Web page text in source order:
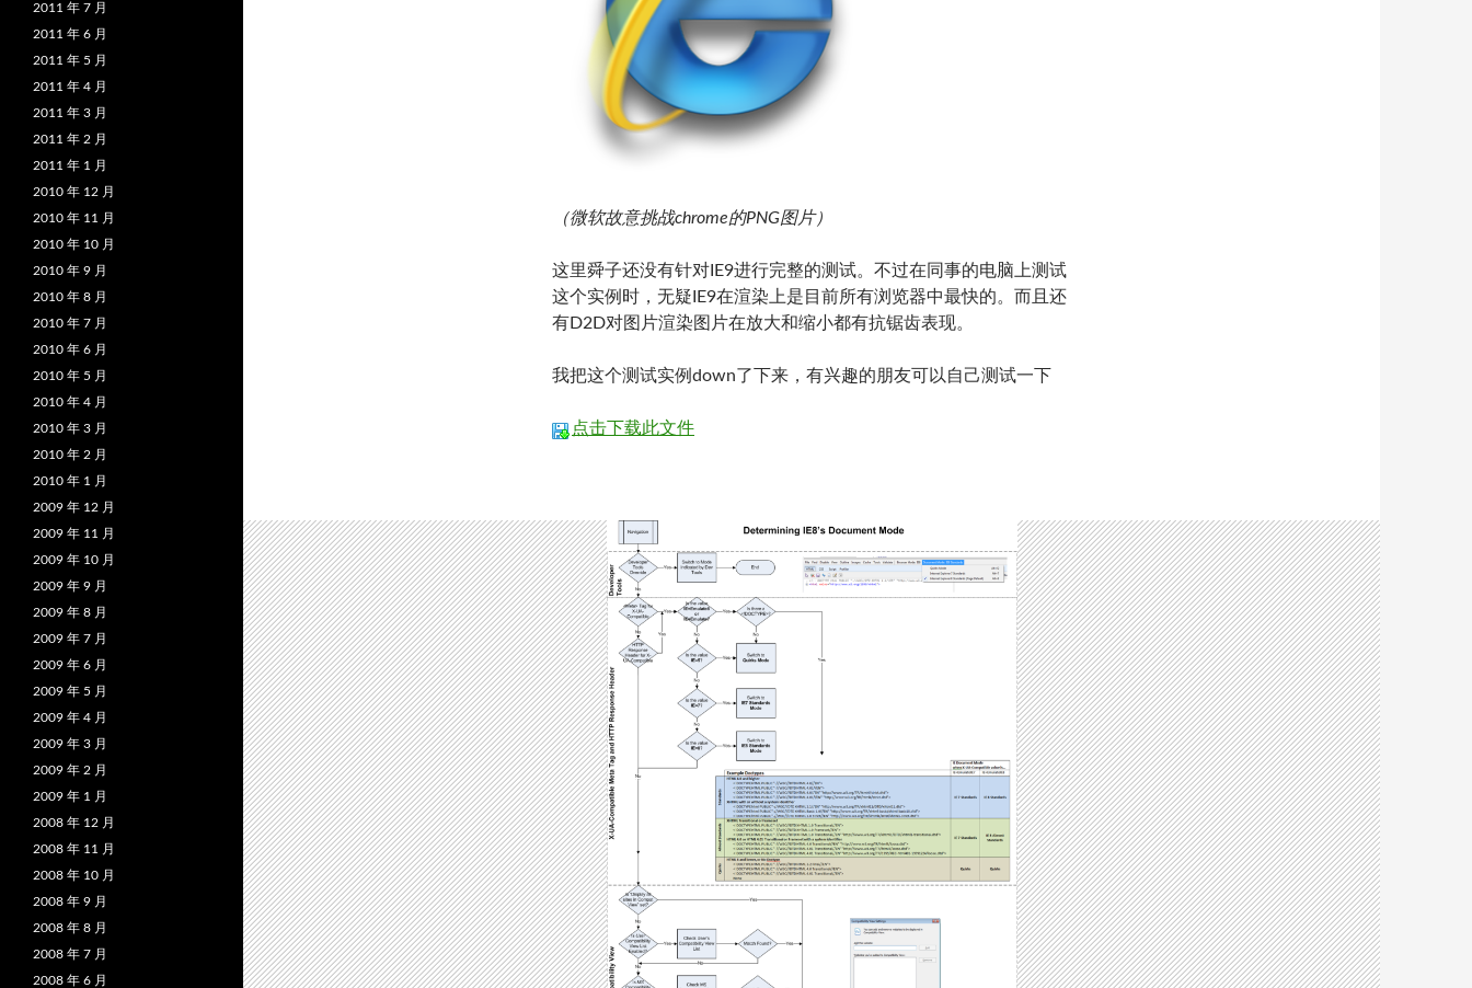
（微软故意挑战chrome的PNG图片）
这里舜子还没有针对IE9进行完整的测试。不过在同事的电脑上测试
这个实例时，无疑IE9在渲染上是目前所有浏览器中最快的。而且还
有D2D对图片渲染图片在放大和缩小都有抗锯齿表现。
我把这个测试实例down了下来，有兴趣的朋友可以自己测试一下
点击下载此文件
2011 年 7 月
2011 年 6 月
2011 年 5 月
2011 年 4 月
2011 年 3 月
2011 年 2 月
2011 年 1 月
2010 年 12 月
2010 年 11 月
2010 年 10 月
2010 年 9 月
2010 年 8 月
2010 年 7 月
2010 年 6 月
2010 年 5 月
2010 年 4 月
2010 年 3 月
2010 年 2 月
2010 年 1 月
2009 年 12 月
2009 年 11 月
2009 年 10 月
2009 年 9 月
2009 年 8 月
2009 年 7 月
2009 年 6 月
2009 年 5 月
2009 年 4 月
2009 年 3 月
2009 年 2 月
2009 年 1 月
2008 年 12 月
2008 年 11 月
2008 年 10 月
2008 年 9 月
2008 年 8 月
2008 年 7 月
2008 年 6 月